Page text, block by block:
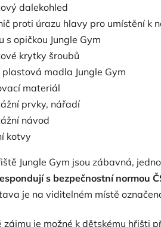
dalekohled
proti úrazu hlavy pro umístění k
s opičkou Jungle Gym
krytky šroubů
madla Jungle Gym
materiál
prvky, nářadí
návod
kotvy
Jungle Gym jsou zábavná,
s bezpečnostní normou
je na viditelném místě
je možné k dětskému hřišti